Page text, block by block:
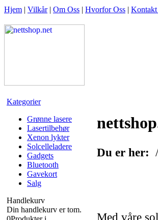
Hjem | Vilkår | Om Oss | Hvorfor Oss | Kontakt
Kategorier
Grønne lasere
Lasertilbehør
Xenon lykter
Solcelleladere
Gadgets
Bluetooth
Gavekort
Salg
Handlekurv
Din handlekurv er tom.
Du er her: /
Med våre